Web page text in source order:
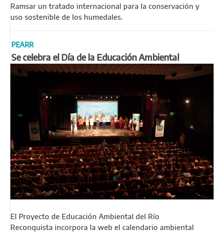
Ramsar un tratado internacional para la conservación y
uso sostenible de los humedales.
PEARR
Se celebra el Día de la Educación Ambiental
El Proyecto de Educación Ambiental del Río
Reconquista incorpora la web el calendario ambiental